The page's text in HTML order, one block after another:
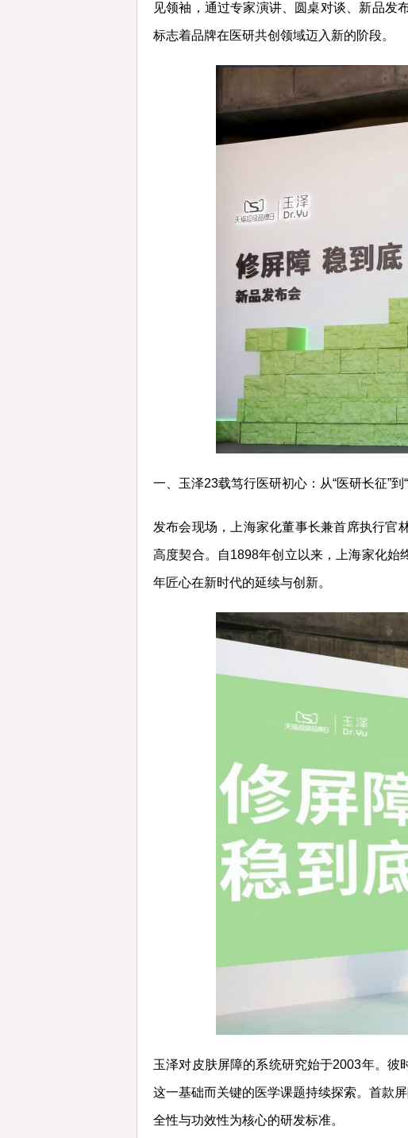
见领袖，通过专家演讲、圆桌对谈、新品发
标志着品牌在医研共创领域迈入新的阶段。
一、玉泽23载笃行医研初心：从“医研长征”到
发布会现场，上海家化董事长兼首席执行官
高度契合。自1898年创立以来，上海家化
年匠心在新时代的延续与创新。
玉泽对皮肤屏障的系统研究始于2003年。
这一基础而关键的医学课题持续探索。首款
全性与功效性为核心的研发标准。